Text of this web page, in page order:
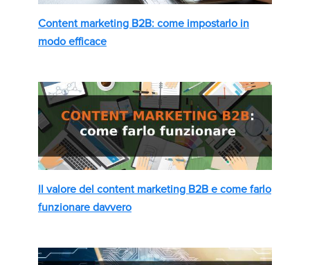
Content marketing B2B: come impostarlo in
modo efficace
Il valore del content marketing B2B e come farlo
funzionare davvero